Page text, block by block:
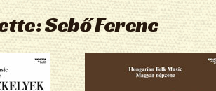
Sebő Ferenc